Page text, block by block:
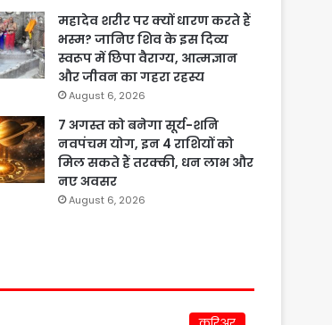
महादेव शरीर पर क्यों धारण करते हैं
भस्म? जानिए शिव के इस दिव्य
स्वरूप में छिपा वैराग्य, आत्मज्ञान
और जीवन का गहरा रहस्य
August 6, 2026
7 अगस्त को बनेगा सूर्य-शनि
नवपंचम योग, इन 4 राशियों को
मिल सकते हैं तरक्की, धन लाभ और
नए अवसर
August 6, 2026